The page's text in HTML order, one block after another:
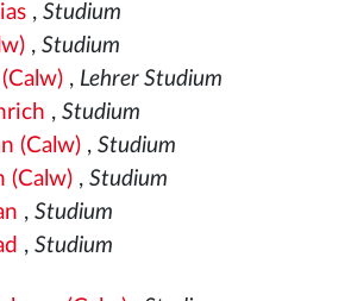
, Studium
, Studium
, Lehrer Studium
, Studium
(Calw), Studium
(Calw), Studium
, Studium
, Studium